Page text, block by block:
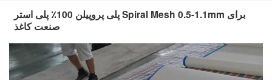
پلی پروپیلن 100٪ پلی استر Spiral Mesh 0.5-1.1mm برای
صنعت کاغذ